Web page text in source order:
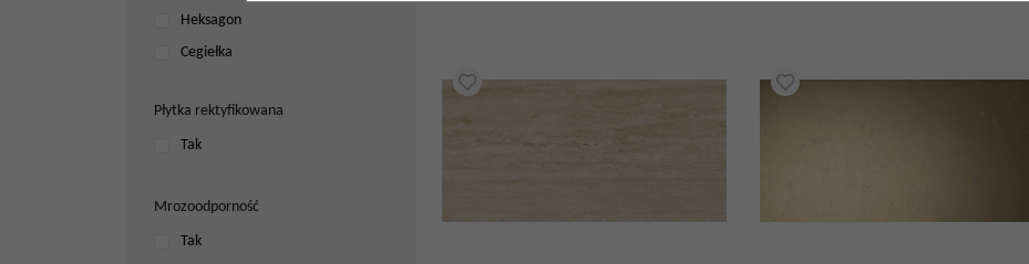
Heksagon
Cegiełka
Płytka rektyfikowana
Tak
Mrozoodporność
Tak